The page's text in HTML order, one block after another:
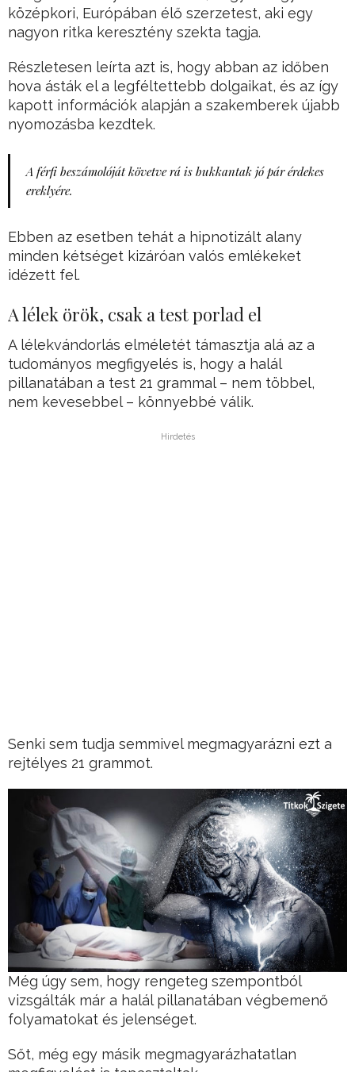
középkori, Európában élő szerzetest, aki egy
nagyon ritka keresztény szekta tagja.
Részletesen leírta azt is, hogy abban az időben
hova ásták el a legféltettebb dolgaikat, és az így
kapott információk alapján a szakemberek újabb
nyomozásba kezdtek.
A férfi beszámolóját követve rá is bukkantak jó pár érdekes
ereklyére.
Ebben az esetben tehát a hipnotizált alany
minden kétséget kizáróan valós emlékeket
idézett fel.
A lélek örök, csak a test porlad el
A lélekvándorlás elméletét támasztja alá az a
tudományos megfigyelés is, hogy a halál
pillanatában a test 21 grammal – nem többel,
nem kevesebbel – könnyebbé válik.
Hirdetés
Senki sem tudja semmivel megmagyarázni ezt a
rejtélyes 21 grammot.
Még úgy sem, hogy rengeteg szempontból
vizsgálták már a halál pillanatában végbemenő
folyamatokat és jelenséget.
Sőt, még egy másik megmagyarázhatatlan